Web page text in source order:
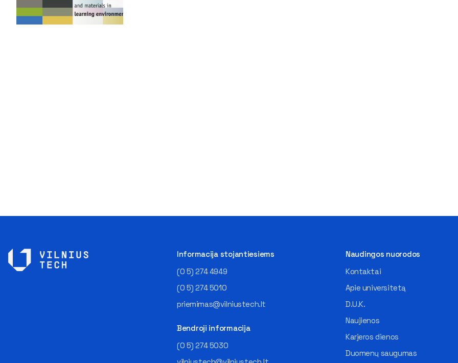
Informacija stojantiesiems
(0 5) 274 4949
(0 5) 274 5010
priemimas@vilniustech.lt
Bendroji informacija
(0 5) 274 5030
Naudingos nuorodos
Kontaktai
Apie universitetą
D.U.K.
Naujienos
Karjeros dienos
Duomenų saugumas